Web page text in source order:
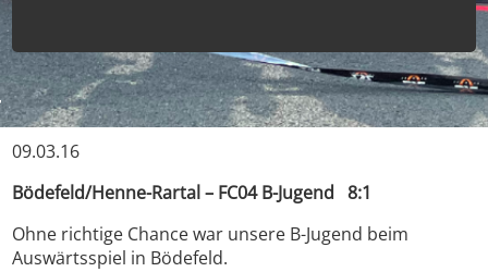
09.03.16
Bödefeld/Henne-Rartal – FC04 B-Jugend 8:1
Ohne richtige Chance war unsere B-Jugend beim
Auswärtsspiel in Bödefeld.